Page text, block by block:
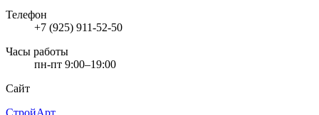
Телефон
+7 (925) 911-52-50
Часы работы
пн-пт 9:00–19:00
Сайт
СтройАрт